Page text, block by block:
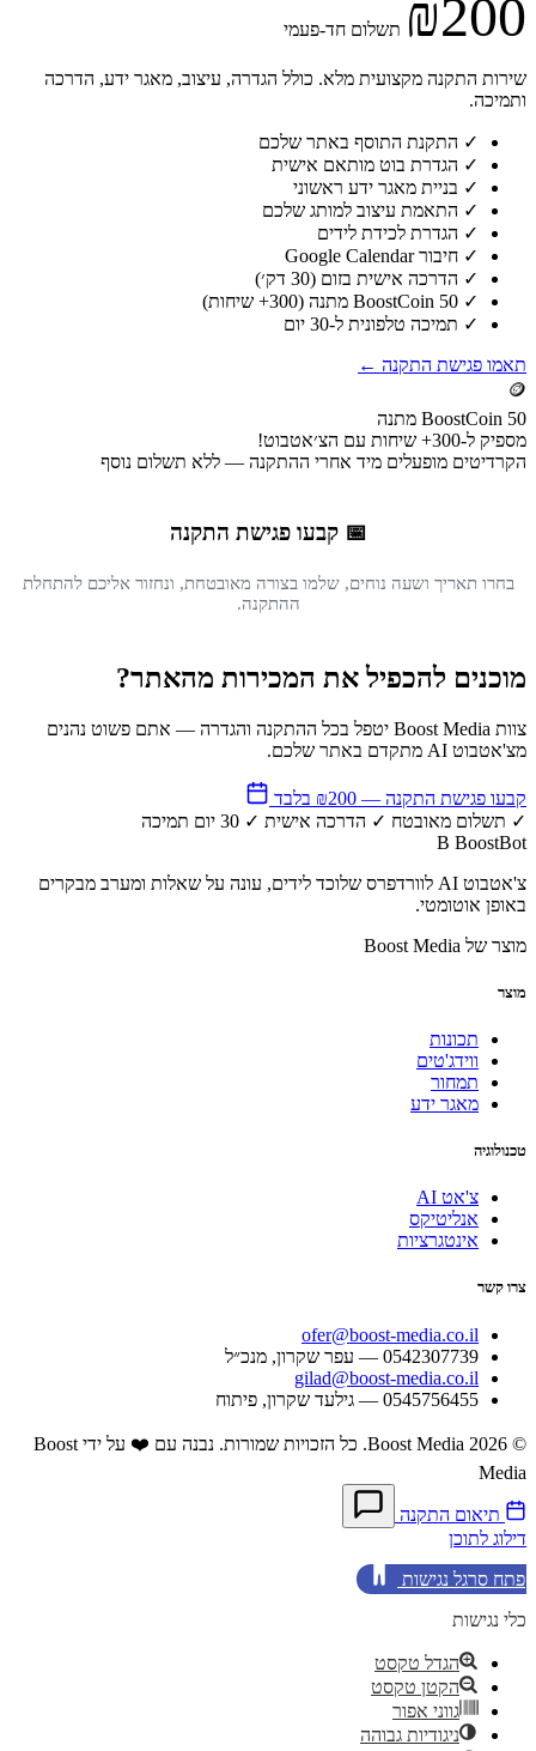
₪200 תשלום חד-פעמי
שירות התקנה מקצועית מלא. כולל הגדרה, עיצוב, מאגר ידע, הדרכה
ותמיכה.
✓ התקנת התוסף באתר שלכם
✓ הגדרת בוט מותאם אישית
✓ בניית מאגר ידע ראשוני
✓ התאמת עיצוב למותג שלכם
✓ הגדרת לכידת לידים
✓ חיבור Google Calendar
✓ הדרכה אישית בזום (30 דק׳)
✓
✓ תמיכה טלפונית ל-30 יום
תאמו פגישת התקנה ←
🪙
50 BoostCoin מתנה
מספיק ל-300+ שיחות עם הצ׳אטבוט!
הקרדיטים מופעלים מיד אחרי ההתקנה — ללא תשלום נוסף
📅 קבעו פגישת התקנה
בחרו תאריך ושעה נוחים, שלמו בצורה מאובטחת, ונחזור אליכם להתחלת
ההתקנה.
מוכנים להכפיל את המכירות מהאתר?
צוות Boost Media יטפל בכל ההתקנה והגדרה — אתם פשוט נהנים
מצ'אטבוט AI מתקדם באתר שלכם.
קבעו פגישת התקנה — ₪200 בלבד
✓ תשלום מאובטח ✓ הדרכה אישית ✓
B BoostBot
צ'אטבוט AI לוורדפרס שלוכד לידים, עונה על שאלות ומערב מבקרים
באופן אוטומטי.
מוצר של Boost Media
מוצר
תכונות
ווידג'טים
תמחור
מאגר ידע
טכנולוגיה
צ'אט AI
אנליטיקס
אינטגרציות
צרו קשר
ofer@boost-media.co.il
0542307739 — עפר שקרון, מנכ״ל
gilad@boost-media.co.il
0545756455 — גילעד שקרון, פיתוח
© 2026 Boost Media. כל הזכויות שמורות.
נבנה עם ❤️ על ידי Boost
Media
תיאום התקנה
דילוג לתוכן
פתח סרגל נגישות
כלי נגישות
הגדל טקסט
הקטן טקסט
גווני אפור
ניגודיות גבוהה